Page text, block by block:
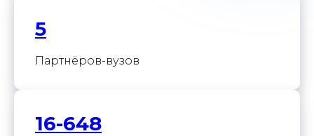
5
Партнёров-вузов
16-648